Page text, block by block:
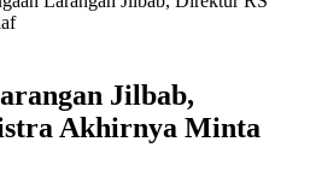
Jilbab,
Akhirnya Minta